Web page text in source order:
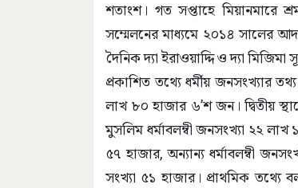
শতাংশ। গত সপ্তাহে মিয়ানমারে
সম্মেলনের মাধ্যমে ২০১৪ সালের
দৈনিক দ্যা ইরাওয়াদ্দি ও দ্যা মিজিমা
প্রকাশিত তথ্যে ধর্মীয় জনসংখ্যার
লাখ ৮০ হাজার ৬’শ জন। দ্বিতীয়
মুসলিম ধর্মাবলম্বী জনসংখ্যা ২২
৫৭ হাজার, অন্যান্য ধর্মাবলম্বী
সংখ্যা ৫১ হাজার। প্রাথমিক তথ্যে